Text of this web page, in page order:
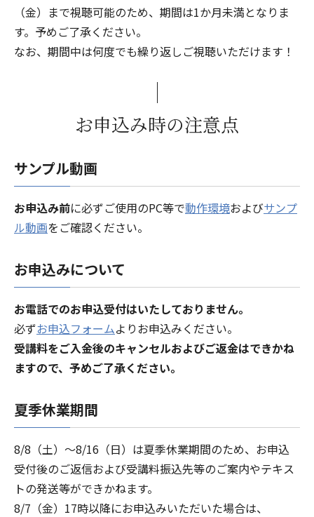
（金）まで視聴可能のため、期間は1か月未満となりま
す。予めご了承ください。
なお、期間中は何度でも繰り返しご視聴いただけます！
お申込み時の注意点
サンプル動画
お申込み前に必ずご使用のPC等で動作環境およびサンプ
ル動画をご確認ください。
お申込みについて
お電話でのお申込受付はいたしておりません。
必ずお申込フォームよりお申込みください。
受講料をご入金後のキャンセルおよびご返金はできかね
ますので、予めご了承ください。
夏季休業期間
8/8（土）～8/16（日）は夏季休業期間のため、お申込
受付後のご返信および受講料振込先等のご案内やテキス
トの発送等ができかねます。
8/7（金）17時以降にお申込みいただいた場合は、